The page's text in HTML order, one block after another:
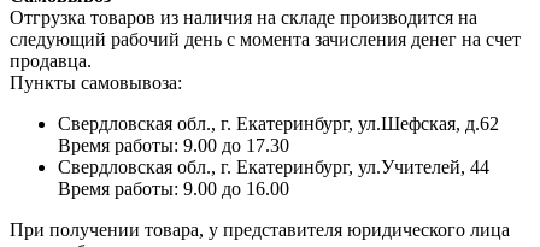
Отгрузка товаров из наличия на складе производится на
следующий рабочий день с момента зачисления денег на счет
продавца.
Пункты самовывоза:
Свердловская обл., г. Екатеринбург, ул.Шефская, д.62
Время работы: 9.00 до 17.30
Свердловская обл., г. Екатеринбург, ул.Учителей, 44
Время работы: 9.00 до 16.00
При получении товара, у представителя юридического лица